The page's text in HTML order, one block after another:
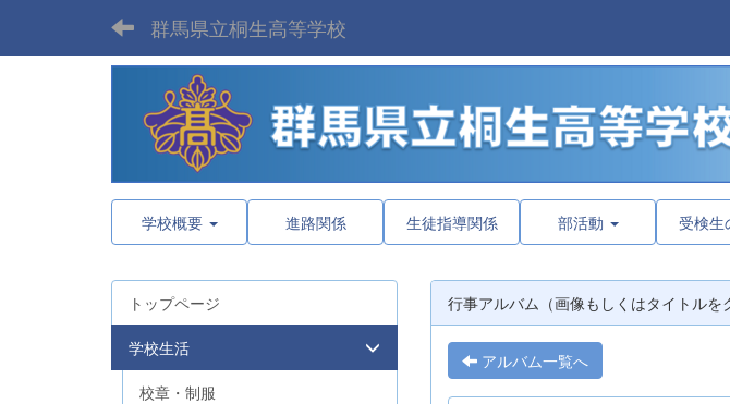
群馬県立桐生高等学校
学校概要 進路関係 生徒指導関係 部活動 受検生
行事アルバム（画像もしくはタイトルを
アルバム一覧へ
トップページ
学校生活
校章・制服